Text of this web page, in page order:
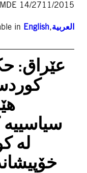
14/2711/2015
in English,العربية
عێراق:
سیاسییە
لە